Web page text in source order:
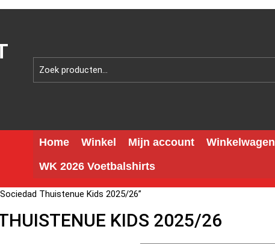
Home Winkel Mijn account Winkelwagen
WK 2026 Voetbalshirts
Thuistenue Kids 2025/26”
KIDS 2025/26